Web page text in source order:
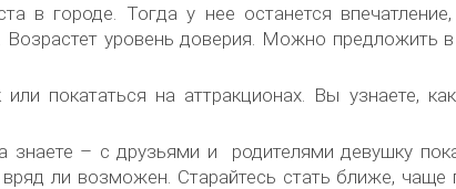
в городе. Тогда у нее останется
Возрастет уровень доверия. Можно предложить
покататься на аттракционах. Вы узнаете,
знаете – с друзьями и родителями девушку
ли возможен. Старайтесь стать ближе, чаще